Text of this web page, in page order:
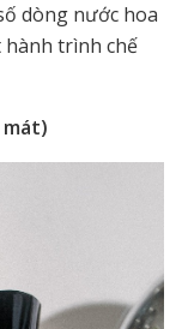
dòng nước hoa
trình chế
mát)